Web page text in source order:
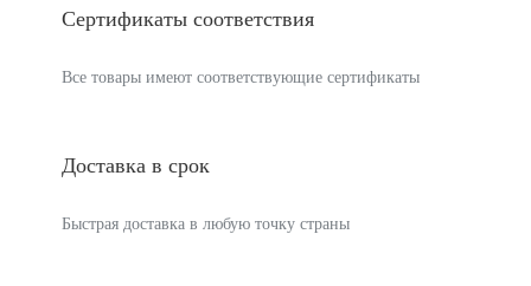
Сертификаты соответствия
Все товары имеют соответствующие сертификаты
Доставка в срок
Быстрая доставка в любую точку страны